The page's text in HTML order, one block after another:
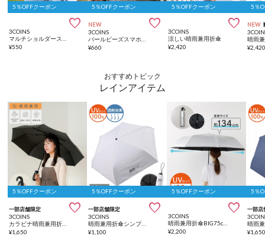
5％OFFクーポン

3COINS
¥550
5％OFFクーポン
NEW 
3COINS
¥660
5％OFFクーポン

3COINS
涼しい晴雨兼用折傘
¥2,420
5％
NEW
¥
おすすめトピック
レインアイテム
5％OFFクーポン
一部店舗限定 
3COINS
¥1,650
5％OFFクーポン
一部店舗限定 
3COINS
晴雨兼用折傘シンプルロゴ
¥1,100
5％OFFクーポン

3COINS
晴雨兼用折傘BIG75cm
¥2,200
5％
一部店
晴雨
¥